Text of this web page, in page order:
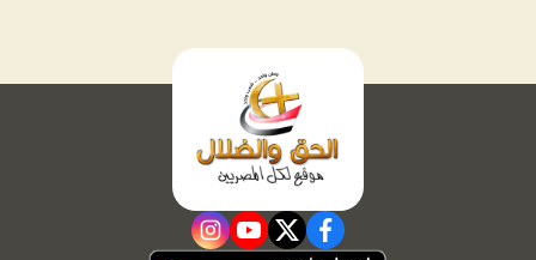
facebook
twitter
youtube
instagram